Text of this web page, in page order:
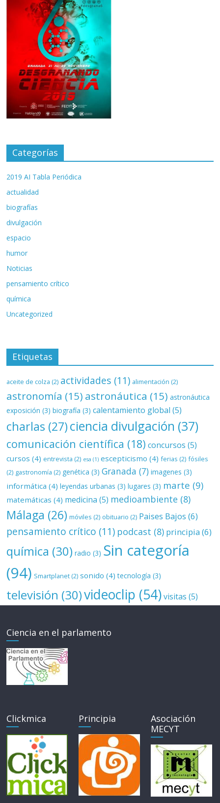
Categorías
2019 AI Tabla Periódica
actualidad
biografías
divulgación
espacio
humor
Noticias
pensamiento crítico
química
Uncategorized
Etiquetas
aceite de colza (2) actividades (11) alimentación (2)
astronomía (15) astronáutica (15) astronáutica
exposición (3) biografía (3) calentamiento global (5)
charlas (27)ciencia divulgación (37)
comunicación científica (18) concursos (5)
cursos (4) entrevista (2) esa (1) escepticismo (4) ferias (2) fósiles
(2) gastronomía (2) genética (3) Granada (7) imagenes (3)
informática (4) leyendas urbanas (3) lugares (3) marte (9)
matemáticas (4) medicina (5) medioambiente (8)
Málaga (26) móviles (2) obituario (2) Paises Bajos (6)
pensamiento crítico (11) podcast (8) principia(6)
química (30) radio (3) Sin categoría
(94) Smartplanet (2) sonido (4) tecnología (3)
televisión (30)videoclip (54) visitas (5)
Ciencia en el parlamento
Clickmica Principia
Asociación
MECYT